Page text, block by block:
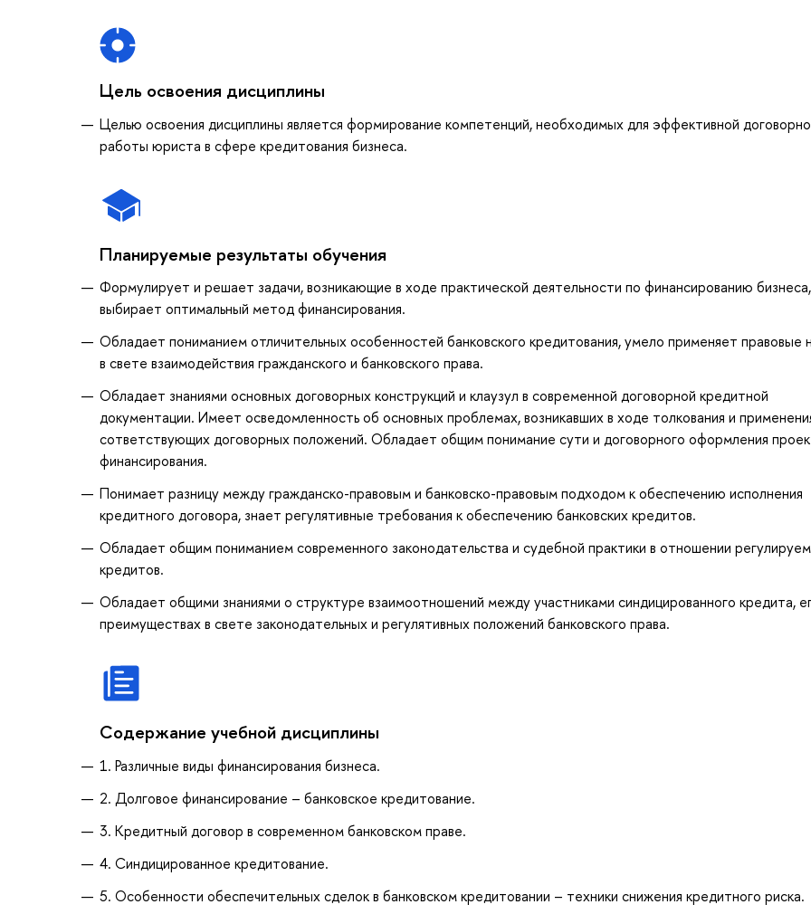
Цель освоения дисциплины
Целью освоения дисциплины является формирование компетенций, необходимых для эффективной
работы юриста в сфере кредитования бизнеса.
Планируемые результаты обучения
Формулирует и решает задачи, возникающие в ходе практической деятельности по финансированию бизнеса,
выбирает оптимальный метод финансирования.
Обладает пониманием отличительных особенностей банковского кредитования, умело применяет правовые
в свете взаимодействия гражданского и банковского права.
Обладает знаниями основных договорных конструкций и клаузул в современной договорной кредитной
документации. Имеет осведомленность об основных проблемах, возникавших в ходе толкования и
сответствующих договорных положений. Обладает общим понимание сути и договорного оформления
финансирования.
Понимает разницу между гражданско-правовым и банковско-правовым подходом к обеспечению исполнения
кредитного договора, знает регулятивные требования к обеспечению банковских кредитов.
Обладает общим пониманием современного законодательства и судебной практики в отношении
кредитов.
Обладает общими знаниями о структуре взаимоотношений между участниками синдицированного кредита,
преимуществах в свете законодательных и регулятивных положений банковского права.
Содержание учебной дисциплины
1. Различные виды финансирования бизнеса.
2. Долговое финансирование – банковское кредитование.
3. Кредитный договор в современном банковском праве.
4. Синдицированное кредитование.
5. Особенности обеспечительных сделок в банковском кредитовании – техники снижения кредитного риска.